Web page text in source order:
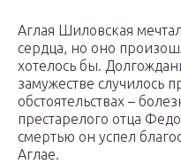
Аглая Шиловская
сердца, но оно
хотелось бы.
замужестве случилось
обстоятельствах –
престарелого отца
смертью он успел
Аглае.